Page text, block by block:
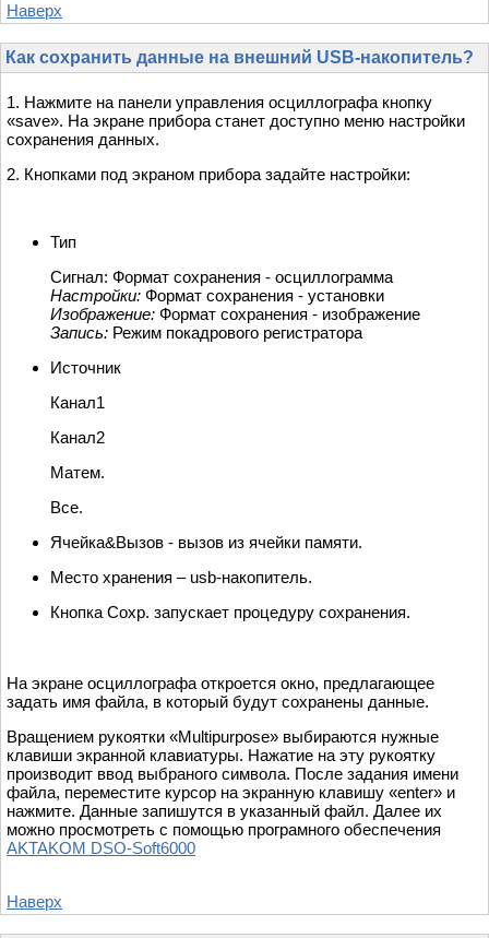
Наверх
Как сохранить данные на внешний USB-накопитель?
1. Нажмите на панели управления осциллографа кнопку
«save». На экране прибора станет доступно меню настройки
сохранения данных.
2. Кнопками под экраном прибора задайте настройки:
Тип
Сигнал: Формат сохранения - осциллограмма
Настройки: Формат сохранения - установки
Изображение: Формат сохранения - изображение
Запись: Режим покадрового регистратора
Источник
Канал1
Канал2
Матем.
Все.
Ячейка&Вызов - вызов из ячейки памяти.
Место хранения – usb-накопитель.
Кнопка Сохр. запускает процедуру сохранения.
На экране осциллографа откроется окно, предлагающее
задать имя файла, в который будут сохранены данные.
Вращением рукоятки «Multipurpose» выбираются нужные
клавиши экранной клавиатуры. Нажатие на эту рукоятку
производит ввод выбраного символа. После задания имени
файла, переместите курсор на экранную клавишу «enter» и
нажмите. Данные запишутся в указанный файл. Далее их
можно просмотреть с помощью програмного обеспечения
AKTAKOM DSO-Soft6000
Наверх